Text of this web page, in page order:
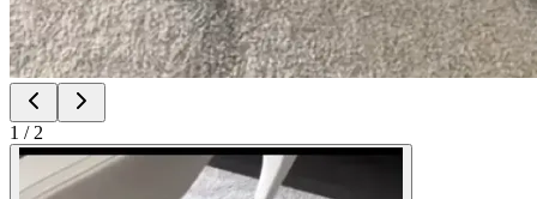
1 / 2